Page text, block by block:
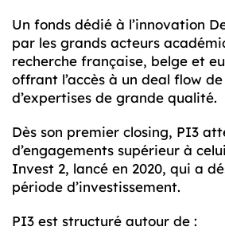
Un fonds dédié à l’innovation
par les grands acteurs
recherche française, belge et
offrant l’accès à un deal flow
d’expertises de grande qualité.
Dès son premier closing, PI3
d’engagements supérieur à
Invest 2, lancé en 2020, qui a
période d’investissement.
PI3 est structuré autour de :